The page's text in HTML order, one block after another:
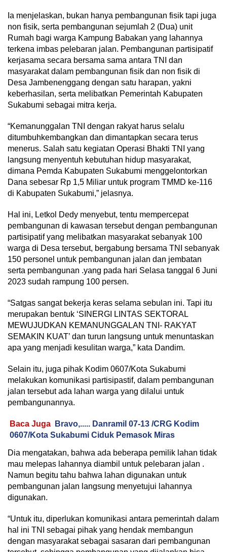
Ia menjelaskan, bukan hanya pembangunan fisik tapi juga
non fisik, serta pembangunan sejumlah 2 (Dua) unit
Rumah bagi warga Kampung Babakan yang lahannya
terkena imbas pelebaran jalan. Pembangunan partisipatif
kerjasama secara bersama sama antara TNI dan
masyarakat dalam pembangunan fisik dan non fisik di
Desa Jambenenggang dengan satu harapan, yakni
keberhasilan, serta melibatkan Pemerintah Kabupaten
Sukabumi sebagai mitra kerja.
“Kemanunggalan TNI dengan rakyat harus selalu
ditumbuhkembangkan dan dimantapkan secara terus
menerus. Salah satu kegiatan Operasi Bhakti TNI yang
langsung menyentuh kebutuhan hidup masyarakat,
dimana Pemda Kabupaten Sukabumi menggelontorkan
Dana sebesar Rp 1,5 Miliar untuk program TMMD ke-116
di Kabupaten Sukabumi,” jelasnya.
Hal ini, Letkol Dedy menyebut, tentu mempercepat
pembangunan di kawasan tersebut dengan pembangunan
partisipatif yang melibatkan masyarakat sebanyak 100
warga di Desa tersebut, bergabung bersama TNI sebanyak
150 personel untuk pembangunan jalan dan jembatan
serta pembangunan .yang pada hari Selasa tanggal 6 Juni
2023 sudah rampung 100 persen.
“Satgas sangat bekerja keras selama sebulan ini. Tapi itu
merupakan bentuk ‘SINERGI LINTAS SEKTORAL
MEWUJUDKAN KEMANUNGGALAN TNI- RAKYAT
SEMAKIN KUAT’ dan turun langsung untuk menuntaskan
apa yang menjadi kesulitan warga,” kata Dandim.
Selain itu, juga pihak Kodim 0607/Kota Sukabumi
melakukan komunikasi partisipastif, dalam pembangunan
jalan tersebut ada lahan warga yang dilalui untuk
pembangunannya.
Baca Juga
Bravo,..... Danramil 07-13 /CRG Kodim
0607/Kota Sukabumi Ciduk Pemasok Miras
Dia mengatakan, bahwa ada beberapa pemilik lahan tidak
mau melepas lahannya diambil untuk pelebaran jalan .
Namun begitu tahu bahwa lahan digunakan untuk
pembangunan jalan langsung menyetujui lahannya
digunakan.
“Untuk itu, diperlukan komunikasi antara pemerintah dalam
hal ini TNI sebagai pihak yang hendak membangun
dengan masyarakat sebagai sasaran dari pembangunan